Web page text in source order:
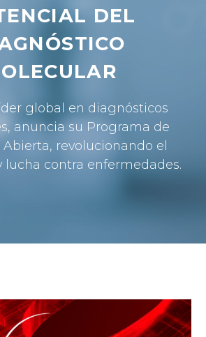
DEL
global en diagnósticos
anuncia su Programa de
revolucionando el
lucha contra enfermedades.